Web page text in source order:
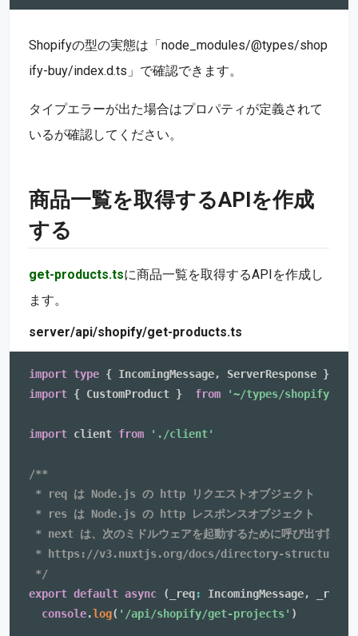
Shopifyの型の実態は「node_modules/@types/shop
ify-buy/index.d.ts」で確認できます。
タイプエラーが出た場合はプロパティが定義されて
いるが確認してください。
商品一覧を取得するAPIを作成
する
get-products.tsに商品一覧を取得するAPIを作成し
ます。
server/api/shopify/get-products.ts
import type { IncomingMessage, ServerResponse }
import { CustomProduct } from '~/types/shopify'
import client from './client'
/**
* req は Node.js の http リクエストオブジェクト
* res は Node.js の http レスポンスオブジェクト
* next は、次のミドルウェアを起動するために呼び出す関数
* https://v3.nuxtjs.org/docs/directory-structure/
*/
export default async ( _req: IncomingMessage, _res
console.log( '/api/shopify/get-projects' )